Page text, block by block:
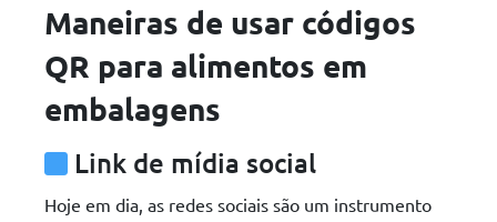
Maneiras de usar códigos
QR para alimentos em
embalagens
Link de mídia social
Hoje em dia, as redes sociais são um instrumento